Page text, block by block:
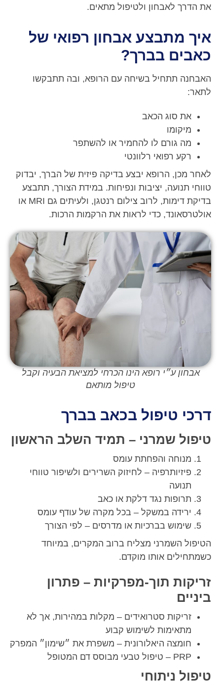
את הדרך לאבחון ולטיפול מתאים.
איך מתבצע אבחון רפואי של
כאבים בברך?
האבחנה תתחיל בשיחה עם הרופא, ובה תתבקשו
לתאר:
את סוג הכאב
מיקומו
מה גורם לו להחמיר או להשתפר
רקע רפואי רלוונטי
לאחר מכן, הרופא יבצע בדיקה פיזית של הברך, יבדוק
טווחי תנועה, יציבות ונפיחות. במידת הצורך, תתבצע
בדיקת דימות, לרוב צילום רנטגן, ולעיתים גם MRI או
אולטרסאונד, כדי לראות את הרקמות הרכות.
אבחון ע״י רופא הינו הכרחי למציאת הבעיה וקבל
טיפול מותאם
דרכי טיפול בכאב בברך
טיפול שמרני – תמיד השלב הראשון
מנוחה והפחתת עומס
פיזיותרפיה – לחיזוק השרירים ולשיפור טווחי
תנועה
תרופות נגד דלקת או כאב
ירידה במשקל – בכל מקרה של עודף עומס
שימוש בברכיות או מדרסים – לפי הצורך
הטיפול השמרני מצליח ברוב המקרים, במיוחד
כשמתחילים אותו מוקדם.
זריקות תוך-מפרקיות – פתרון
ביניים
זריקות סטרואידים – מקלות במהירות, אך לא
מתאימות לשימוש קבוע
חומצה היאלורונית – משפרת את ״שימון״ המפרק
PRP – טיפול טבעי מבוסס דם המטופל
טיפול ניתוחי